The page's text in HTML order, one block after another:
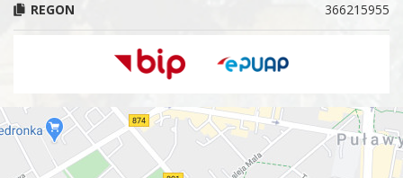
REGON 366215955